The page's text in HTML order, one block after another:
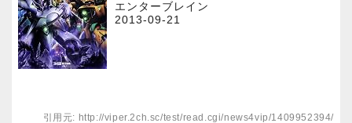
エンターブレイン
2013-09-21
引用元: http://viper.2ch.sc/test/read.cgi/news4vip/1409952394/